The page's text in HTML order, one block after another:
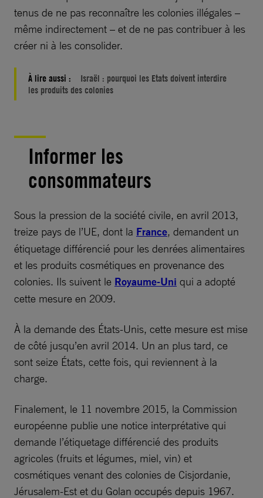
tenus de ne pas reconnaître les colonies illégales –
même indirectement – et de ne pas contribuer à les
créer ni à les consolider.
À lire aussi :
Israël : pourquoi les Etats doivent interdire
les produits des colonies
Informer les
consommateurs
Sous la pression de la société civile, en avril 2013,
treize pays de l’UE, dont la France, demandent un
étiquetage différencié pour les denrées alimentaires
et les produits cosmétiques en provenance des
colonies. Ils suivent le Royaume-Uni qui a adopté
cette mesure en 2009.
À la demande des États-Unis, cette mesure est mise
de côté jusqu’en avril 2014. Un an plus tard, ce
sont seize États, cette fois, qui reviennent à la
charge.
Finalement, le 11 novembre 2015, la Commission
européenne publie une notice interprétative qui
demande l’étiquetage différencié des produits
agricoles (fruits et légumes, miel, vin) et
cosmétiques venant des colonies de Cisjordanie,
Jérusalem-Est et du Golan occupés depuis 1967.